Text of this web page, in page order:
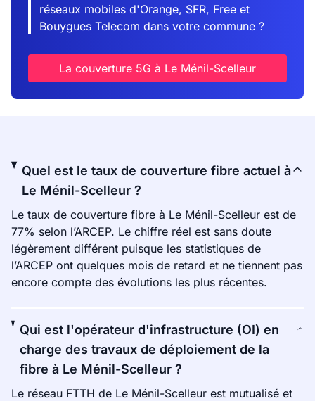
réseaux mobiles d'Orange, SFR, Free et
Bouygues Telecom dans votre commune ?
La couverture 5G à Le Ménil-Scelleur
Quel est le taux de couverture fibre actuel à
Le Ménil-Scelleur ?
Le taux de couverture fibre à Le Ménil-Scelleur est de
77% selon l’ARCEP. Le chiffre réel est sans doute
légèrement différent puisque les statistiques de
l’ARCEP ont quelques mois de retard et ne tiennent pas
encore compte des évolutions les plus récentes.
Qui est l'opérateur d'infrastructure (OI) en
charge des travaux de déploiement de la
fibre à Le Ménil-Scelleur ?
Le réseau FTTH de Le Ménil-Scelleur est mutualisé et